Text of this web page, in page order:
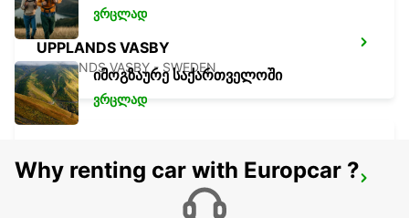
UPPLANDS VASBY
UPPLANDS VASBY - SWEDEN
STOCKHOLM VW BREDDEN
UPPLANDS VASBY - SWEDEN
ვრცლად
იმოგზაურე საქართველოში
ვრცლად
Why renting car with Europcar ?